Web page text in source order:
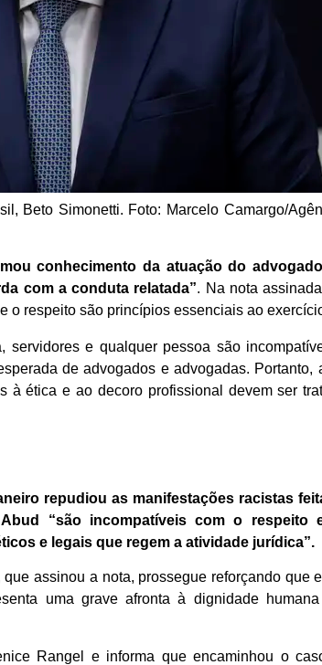
Beto Simonetti. Foto: Marcelo Camargo/
conhecimento da atuação do
com a conduta relatada”. Na nota
o respeito são princípios essenciais ao
servidores e qualquer pessoa são
de advogados e advogadas.
à ética e ao decoro profissional devem ser
repudiou as manifestações racistas
“são incompatíveis com o respeito
e legais que regem a atividade jurídica”.
assinou a nota, prossegue reforçando que
uma grave afronta à dignidade
Rangel e informa que encaminhou o